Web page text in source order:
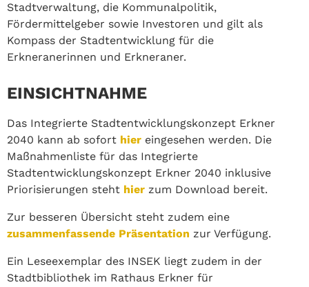
Stadtverwaltung, die Kommunalpolitik,
Fördermittelgeber sowie Investoren und gilt als
Kompass der Stadtentwicklung für die
Erkneranerinnen und Erkneraner.
EINSICHTNAHME
Das Integrierte Stadtentwicklungskonzept Erkner
2040 kann ab sofort hier eingesehen werden. Die
Maßnahmenliste für das Integrierte
Stadtentwicklungskonzept Erkner 2040 inklusive
Priorisierungen steht hier zum Download bereit.
Zur besseren Übersicht steht zudem eine
zusammenfassende Präsentation zur Verfügung.
Ein Leseexemplar des INSEK liegt zudem in der
Stadtbibliothek im Rathaus Erkner für